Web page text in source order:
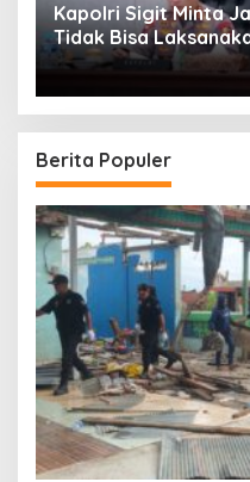
Kapolri Sigit Minta
Tidak Bisa
Jokowi
Berita Populer